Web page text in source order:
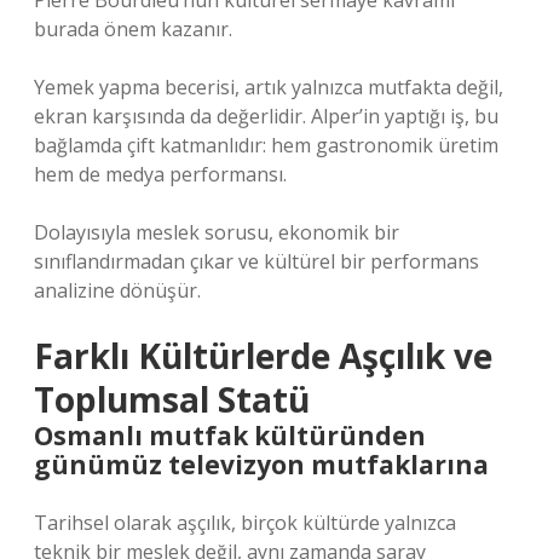
burada önem kazanır.
Yemek yapma becerisi, artık yalnızca mutfakta değil,
ekran karşısında da değerlidir. Alper’in yaptığı iş, bu
bağlamda çift katmanlıdır: hem gastronomik üretim
hem de medya performansı.
Dolayısıyla meslek sorusu, ekonomik bir
sınıflandırmadan çıkar ve kültürel bir performans
analizine dönüşür.
Farklı Kültürlerde Aşçılık ve
Toplumsal Statü
Osmanlı mutfak kültüründen
günümüz televizyon mutfaklarına
Tarihsel olarak aşçılık, birçok kültürde yalnızca
teknik bir meslek değil, aynı zamanda saray